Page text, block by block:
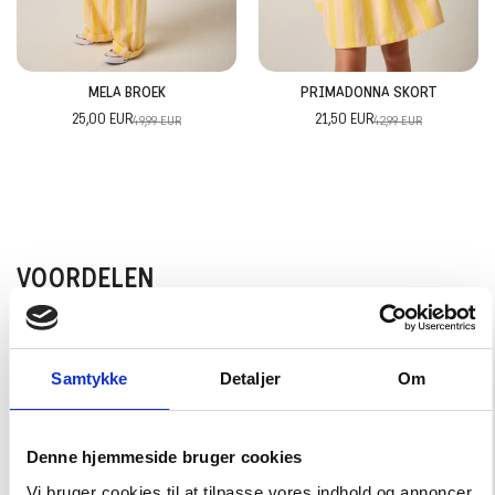
Samtykke Detaljer Om
Denne hjemmeside bruger cookies
MELA BROEK
25,00 EUR49,99 EUR
PRIMADONNA SKORT
21,50 EUR42,99 EUR
VOORDELEN
Gratis verzending boven 75 EUR